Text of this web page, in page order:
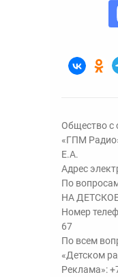
Общество с
«ГПМ
Е.А.
Адрес
По
НА
Номер
67
По всем
«Детском
Реклама»: